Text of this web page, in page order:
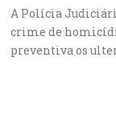
A Polícia
crime de
preventiva os